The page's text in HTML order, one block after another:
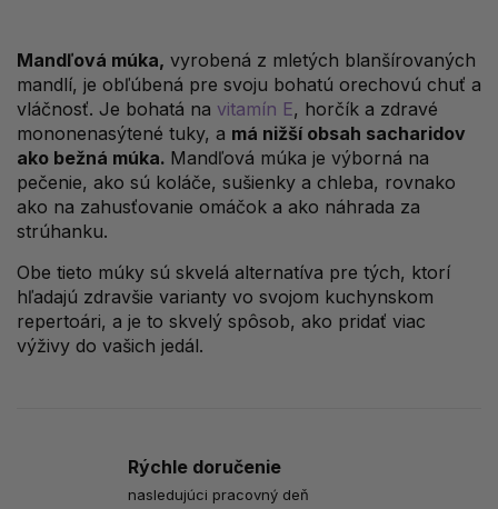
Mandľová múka, vyrobená z mletých blanšírovaných
mandlí, je obľúbená pre svoju bohatú orechovú chuť a
vláčnosť. Je bohatá na vitamín E, horčík a zdravé
mononenasýtené tuky, a má nižší obsah sacharidov
ako bežná múka. Mandľová múka je výborná na
pečenie, ako sú koláče, sušienky a chleba, rovnako
ako na zahusťovanie omáčok a ako náhrada za
strúhanku.
Obe tieto múky sú skvelá alternatíva pre tých, ktorí
hľadajú zdravšie varianty vo svojom kuchynskom
repertoári, a je to skvelý spôsob, ako pridať viac
výživy do vašich jedál.
Rýchle doručenie
nasledujúci pracovný deň